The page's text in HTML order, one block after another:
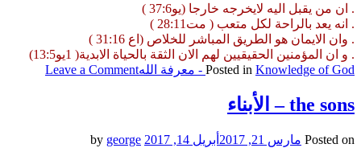
. ان من يقبل اليه لايخرجه خارجا (يو37:6 )
. انه يعد بالراحة لكل متعب ( مت28:11 )
. وان الايمان هو الطريق المباشر للخلاص (اع 31:16 )
. و ان المؤمنين الحقيقيين لهم الان الثقة بالحياة الابدية( 1يو13:5)
Posted in Knowledge of God - معرفة الله Leave a Comment
on
the sons – الأبناء
Posted on مارس 21, 2017 أبريل 14, 2017 george